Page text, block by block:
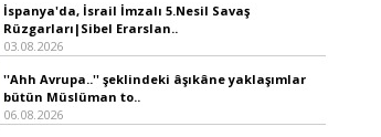
İspanya'da, İsrail İmzalı 5.Nesil Savaş
Rüzgarları|Sibel Erarslan..
03.08.2026
''Ahh Avrupa..'' şeklindeki âşıkâne yaklaşımlar
bütün Müslüman to..
06.08.2026